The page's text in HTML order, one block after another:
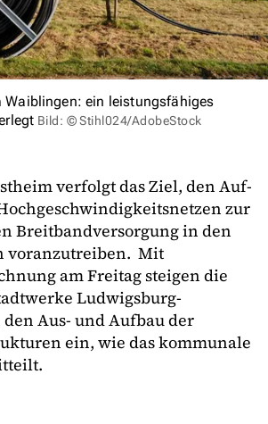
Waiblingen: ein leistungsfähiges
Bild: © Stihl024/AdobeStock
verfolgt das Ziel, den Auf-
zur
Breitbandversorgung in den
voranzutreiben. Mit
am Freitag steigen die
Ludwigsburg-
Aus- und Aufbau der
ein, wie das kommunale